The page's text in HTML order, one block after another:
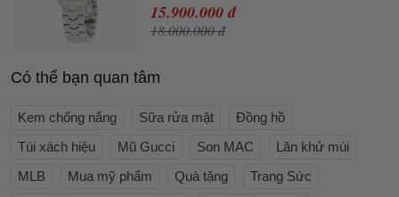
15.900.000 đ
18.000.000 đ
Có thể bạn quan tâm
Kem chống nắng Sữa rửa mặt
Đồng hồ
Túi xách hiệu
Mũ Gucci Son MAC
Lăn khử mùi
MLB
Mua mỹ phẩm Quà tặng
Trang Sức